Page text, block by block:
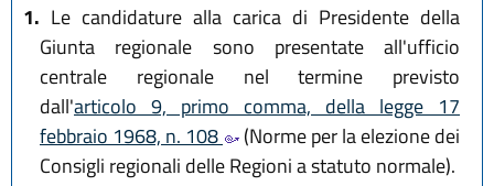
1. Le candidature alla carica di Presidente della
Giunta regionale sono presentate all'ufficio
centrale regionale nel termine previsto
dall'articolo 9, primo comma, della legge 17
febbraio 1968, n. 108
(Norme per la elezione dei
Consigli regionali delle Regioni a statuto normale).